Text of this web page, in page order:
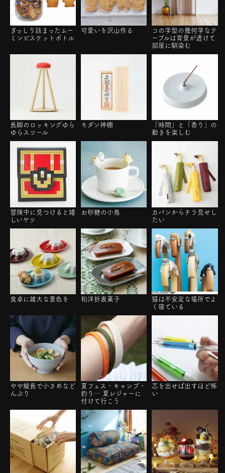
ぎっしり詰まったムー
ミンビスケットボトル
可愛いを沢山作る
コの字型の幾何学なテ
ーブルは背景が透けて
部屋に馴染む
長脚のロッキングゆら
ゆらスツール
モダン神棚
「時間」と「香り」の
動きを楽しむ
冒険中に見つけると嬉
しいヤツ
お砂糖の小鳥
カバンからチラ見せし
たい
食卓に雄大な景色を 和洋折衷菓子
猫は不安定な場所でよ
く寝ている
やや縦長で小さめなど
んぶり
夏フェス・キャンプ・
釣り… 夏レジャーに
付けて行こう
芯を出せば出すほど怖
い